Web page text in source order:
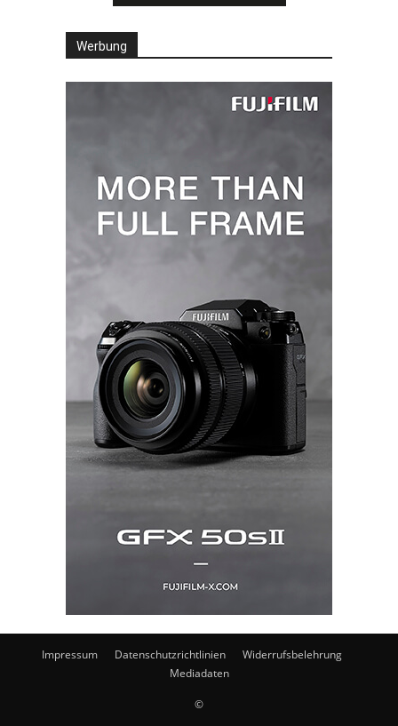
Werbung
Impressum Datenschutzrichtlinien
Widerrufsbelehrung
Mediadaten
©